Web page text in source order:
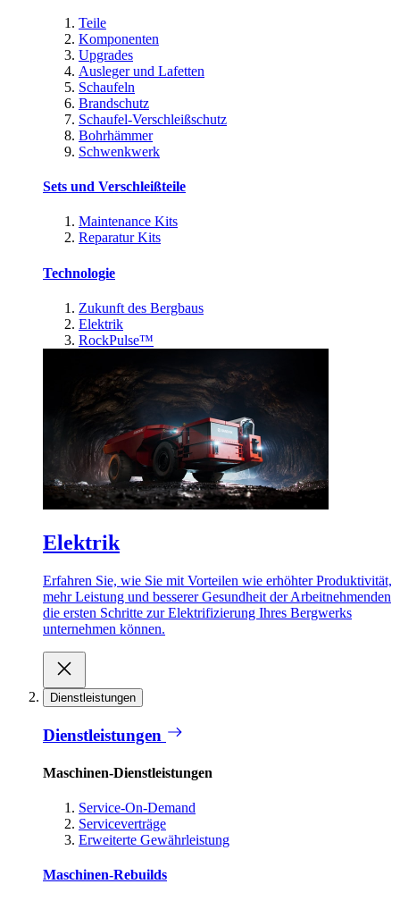
Teile
Komponenten
Upgrades
Ausleger und Lafetten
Schaufeln
Brandschutz
Schaufel-Verschleißschutz
Bohrhämmer
Schwenkwerk
Sets und Verschleißteile
Maintenance Kits
Reparatur Kits
Technologie
Zukunft des Bergbaus
Elektrik
RockPulse™
Elektrik
Erfahren Sie, wie Sie mit Vorteilen wie erhöhter Produktivität,
mehr Leistung und besserer Gesundheit der Arbeitnehmenden
die ersten Schritte zur Elektrifizierung Ihres Bergwerks
unternehmen können.
Dienstleistungen
Dienstleistungen
Maschinen-Dienstleistungen
Service-On-Demand
Serviceverträge
Erweiterte Gewährleistung
Maschinen-Rebuilds